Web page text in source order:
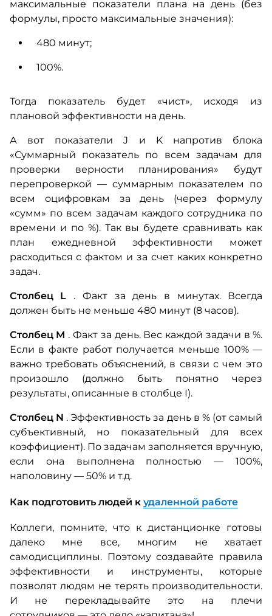
максимальные показатели плана на день (без
формулы, просто максимальные значения):
480 минут;
100%.
Тогда показатель будет «чист», исходя из
плановой эффективности на день.
А вот показатели J и K напротив блока
«Суммарный показатель по всем задачам для
проверки верности планирования» будут
перепроверкой — суммарным показателем по
всем оцифровкам за день (через формулу
«сумм» по всем задачам каждого сотрудника по
времени и по %). Так вы будете сравнивать как
план ежедневной эффективности может
расходиться с фактом и за счет каких конкретно
задач.
Столбец L . Факт за день в минутах. Всегда
должен быть не меньше 480 минут (8 часов).
Столбец M . Факт за день. Вес каждой задачи в %.
Если в факте работ получается меньше 100% —
важно требовать объяснений, в связи с чем это
произошло (должно быть понятно через
результаты, описанные в столбце I).
Столбец N . Эффективностьза день в % (от самый
субъективный, но показательный для всех
коэффициент). По задачам заполняется вручную,
если она выполнена полностью — 100%,
наполовину — 50% и т.д.
Как подготовить людей к удаленной работе
Коллеги, помните, что к дистанционке готовы
далеко мне все, многим не хватает
самодисциплины. Поэтому создавайте правила
эффективности и инструменты, которые
позволят людям не терять производительности.
И не перекладывайте это на плечи